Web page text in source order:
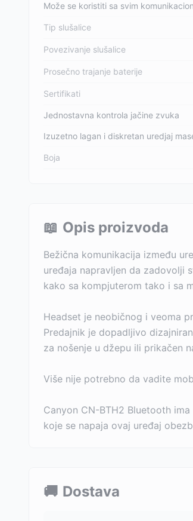
Može se koristiti sa svim
Tip slušalice
Povezivanje slušalice
Prosečno trajanje baterije
Sertifikati
Jednostavna kontrola jačine zvuka
Izuzetno lagan i diskretan uredjaj
Boja
📖 Opis proizvoda
Bežična komunikacija između
uređaja napravljen da zadovolji
kako sa kompjuterom tako i sa
Headset je neobičnog i veoma
Predajnik je dopadljivo
za nošenje u džepu ili prikačen
Više nije potrebno da vadite
Canyon CN-BTH2 Bluetooth
koje se napaja ovaj uređaj
🚚 Dostava